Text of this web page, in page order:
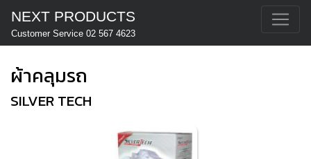
NEXT PRODUCTS
Customer Service 02 567 4623
ผ้าคลุมรถ
SILVER TECH